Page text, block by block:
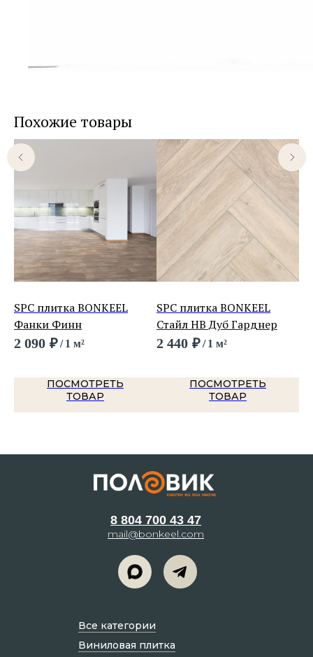
Похожие товары
SPC плитка BONKEEL
Фанки Финн
2 090 ₽/ 1 м²
ПОСМОТРЕТЬ
ТОВАР
SPC плитка BONKEEL
Стайл HB Дуб Гарднер
2 440 ₽/ 1 м²
ПОСМОТРЕТЬ
ТОВАР
8 804 700 43 47
mail@bonkeel.com
Все категории
Виниловая плитка